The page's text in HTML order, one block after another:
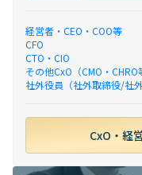
経営者・CEO・COO等
CFO
CTO・CIO
その他CxO（CMO・CHRO
社外役員（社外取締役/社外
CxO・経